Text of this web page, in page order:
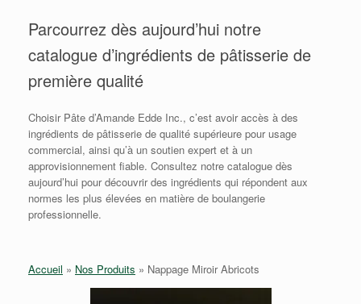
Parcourrez dès aujourd’hui notre
catalogue d’ingrédients de pâtisserie de
première qualité
Choisir Pâte d’Amande Edde Inc., c’est avoir accès à des
ingrédients de pâtisserie de qualité supérieure pour usage
commercial, ainsi qu’à un soutien expert et à un
approvisionnement fiable. Consultez notre catalogue dès
aujourd’hui pour découvrir des ingrédients qui répondent aux
normes les plus élevées en matière de boulangerie
professionnelle.
Accueil » Nos Produits » Nappage Miroir Abricots